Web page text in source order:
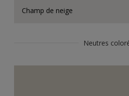
Champ de neige
Neutres